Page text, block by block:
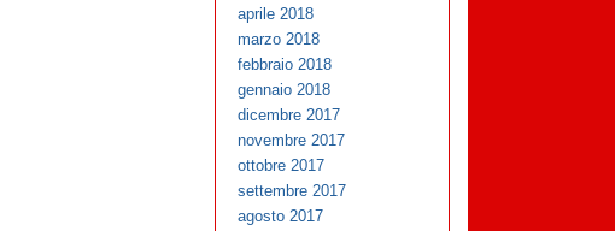
aprile 2018
marzo 2018
febbraio 2018
gennaio 2018
dicembre 2017
novembre 2017
ottobre 2017
settembre 2017
agosto 2017